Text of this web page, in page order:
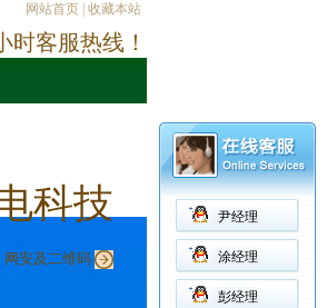
尹经理
涂经理
彭经理
网站首页 收藏本站
时客服热线！
科技
网安及二维码